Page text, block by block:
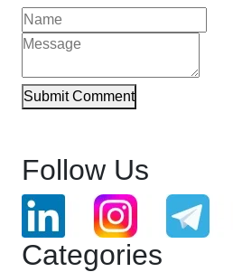
Submit Comment
Follow Us
Categories